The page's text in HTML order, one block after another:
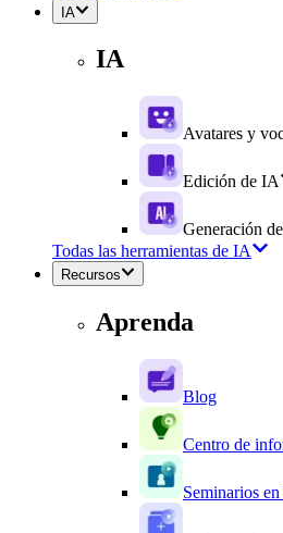
IA
IA
Avatares y
Edición de IA
Generación
Todas las herramientas de IA
Recursos
Aprenda
Blog
Centro de
Seminarios